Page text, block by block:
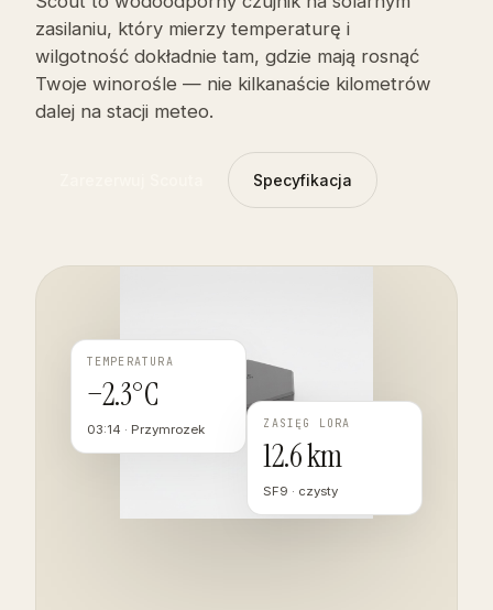
zasilaniu, który mierzy temperaturę i
wilgotność dokładnie tam, gdzie mają rosnąć
Twoje winorośle — nie kilkanaście kilometrów
dalej na stacji meteo.
Specyfikacja
TEMPERATURA
−2.3°C
03:14 · Przymrozek ZASIĘG LORA
12.6 km
SF9 · czysty